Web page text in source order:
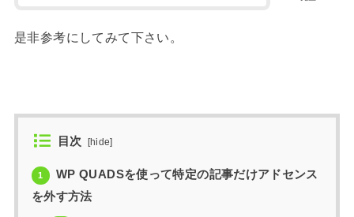
是非参考にしてみて下さい。
目次 [hide]
1
WP QUADSを使って特定の記事だけアドセンス
を外す方法